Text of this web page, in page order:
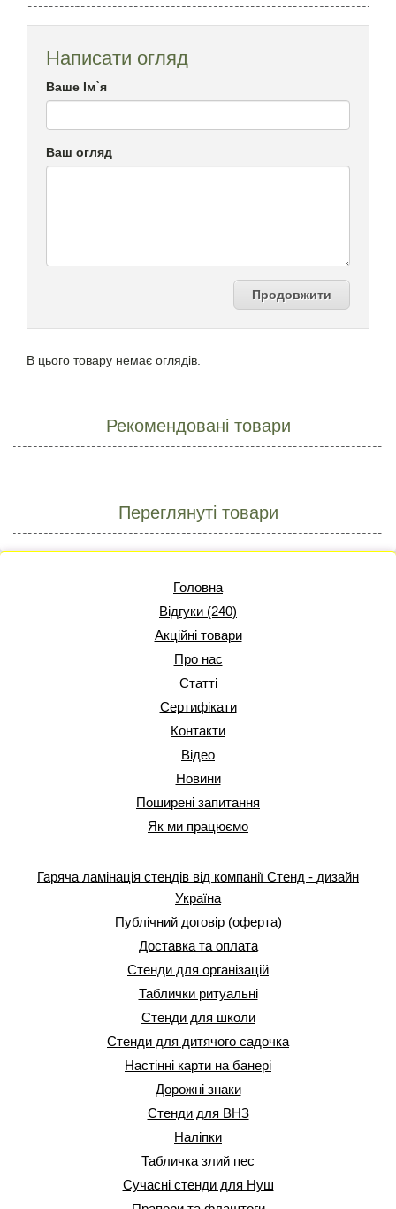
Написати огляд
Ваше Ім`я
Ваш огляд
Продовжити
В цього товару немає оглядів.
Рекомендовані товари
Переглянуті товари
Головна
Відгуки (240)
Акційні товари
Про нас
Статті
Сертифікати
Контакти
Відео
Новини
Поширені запитання
Як ми працюємо
Гаряча ламінація стендів від компанії Стенд - дизайн
Україна
Публічний договір (оферта)
Доставка та оплата
Стенди для організацій
Таблички ритуальні
Стенди для школи
Стенди для дитячого садочка
Настінні карти на банері
Дорожні знаки
Стенди для ВНЗ
Наліпки
Табличка злий пес
Сучасні стенди для Нуш